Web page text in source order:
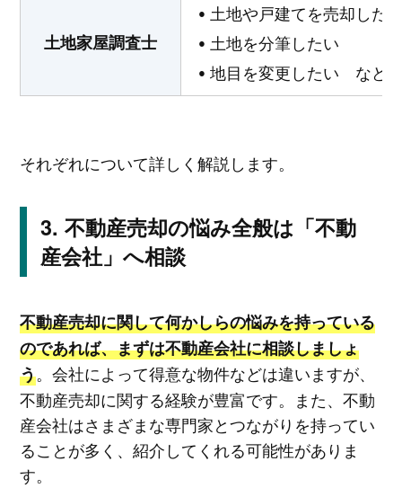
土地家屋調査士
土地や戸建てを売却した
土地を分筆したい
地目を変更したい など
それぞれについて詳しく解説します。
不動産売却の悩み全般は「不動
産会社」へ相談
不動産売却に関して何かしらの悩みを持っている
のであれば、まずは不動産会社に相談しましょ
う。会社によって得意な物件などは違いますが、
不動産売却に関する経験が豊富です。また、不動
産会社はさまざまな専門家とつながりを持ってい
ることが多く、紹介してくれる可能性がありま
す。